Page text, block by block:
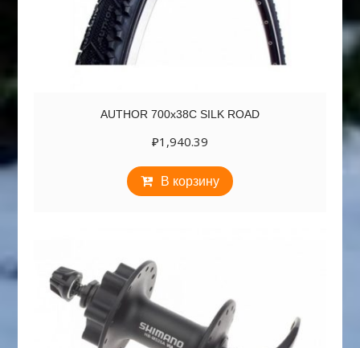
AUTHOR 700х38C SILK ROAD
₽1,940.39
В корзину